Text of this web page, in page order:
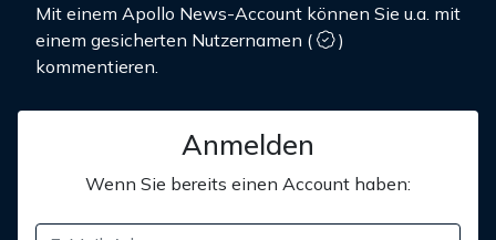
Mit einem Apollo News-Account können Sie u.a. mit
einem gesicherten Nutzernamen (
)
kommentieren.
Anmelden
Wenn Sie bereits einen Account haben: